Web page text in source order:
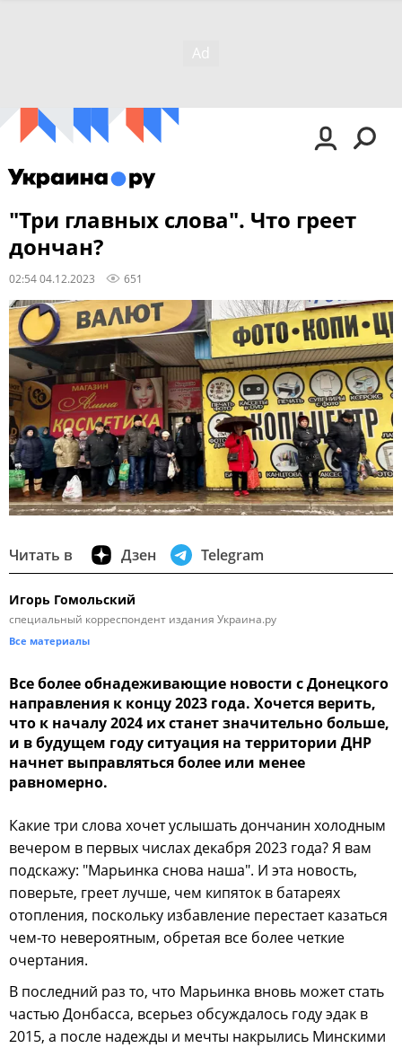
"Три главных слова". Что греет
дончан?
02:54 04.12.2023 651
Читать в Дзен Telegram
Игорь Гомольский
специальный корреспондент издания Украина.ру
Все материалы
Все более обнадеживающие новости с Донецкого
направления к концу 2023 года. Хочется верить,
что к началу 2024 их станет значительно больше,
и в будущем году ситуация на территории ДНР
начнет выправляться более или менее
равномерно.
Какие три слова хочет услышать дончанин холодным
вечером в первых числах декабря 2023 года? Я вам
подскажу: "Марьинка снова наша". И эта новость,
поверьте, греет лучше, чем кипяток в батареях
отопления, поскольку избавление перестает казаться
чем-то невероятным, обретая все более четкие
очертания.
В последний раз то, что Марьинка вновь может стать
частью Донбасса, всерьез обсуждалось году эдак в
2015, а после надежды и мечты накрылись Минскими